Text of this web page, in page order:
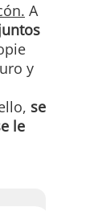
A
y
se
le